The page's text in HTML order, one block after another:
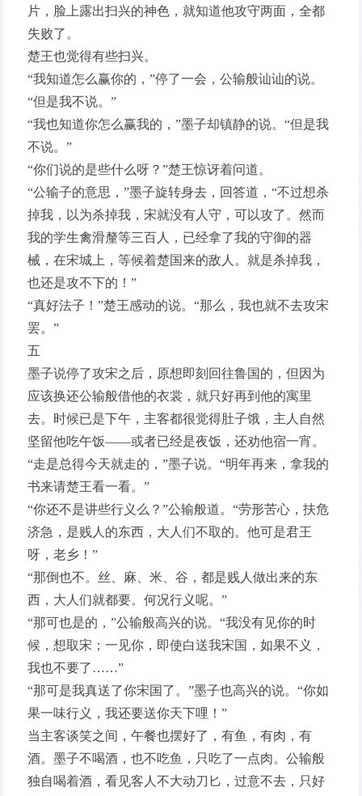
片，脸上露出扫兴的神色，就知道他攻守两面，全都
失败了。
楚王也觉得有些扫兴。
“我知道怎么赢你的，”停了一会，公输般讪讪的说。
“但是我不说。”
“我也知道你怎么赢我的，”墨子却镇静的说。“但是我
不说。”
“你们说的是些什么呀？”楚王惊讶着问道。
“公输子的意思，”墨子旋转身去，回答道，“不过想杀
掉我，以为杀掉我，宋就没有人守，可以攻了。然而
我的学生禽滑釐等三百人，已经拿了我的守御的器
械，在宋城上，等候着楚国来的敌人。就是杀掉我，
也还是攻不下的！”
“真好法子！”楚王感动的说。“那么，我也就不去攻宋
罢。”
五
墨子说停了攻宋之后，原想即刻回往鲁国的，但因为
应该换还公输般借他的衣裳，就只好再到他的寓里
去。时候已是下午，主客都很觉得肚子饿，主人自然
坚留他吃午饭——或者已经是夜饭，还劝他宿一宵。
“走是总得今天就走的，”墨子说。“明年再来，拿我的
书来请楚王看一看。”
“你还不是讲些行义么？”公输般道。“劳形苦心，扶危
济急，是贱人的东西，大人们不取的。他可是君王
呀，老乡！”
“那倒也不。丝、麻、米、谷，都是贱人做出来的东
西，大人们就都要。何况行义呢。”
“那可也是的，”公输般高兴的说。“我没有见你的时
候，想取宋；一见你，即使白送我宋国，如果不义，
我也不要了……”
“那可是我真送了你宋国了。”墨子也高兴的说。“你如
果一味行义，我还要送你天下哩！”
当主客谈笑之间，午餐也摆好了，有鱼，有肉，有
酒。墨子不喝酒，也不吃鱼，只吃了一点肉。公输般
独自喝着酒，看见客人不大动刀匕，过意不去，只好